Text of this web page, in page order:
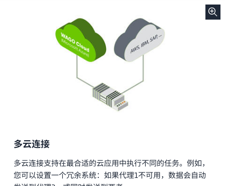
多云连接
多云连接支持在最合适的云应用中执行不同的任务。例如，
您可以设置一个冗余系统：如果代理1不可用，数据会自动